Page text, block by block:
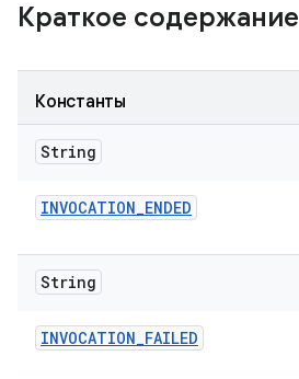
Краткое содержание
Константы
String
INVOCATION_ENDED
String
INVOCATION_FAILED